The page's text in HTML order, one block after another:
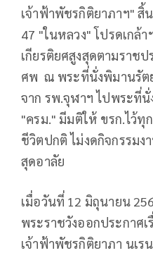
เจ้าฟ้าพัชรกิติยาภาฯ"
47 "ในหลวง" โปรดเกล้
เกียรติยศสูงสุดตามราช
ศพ ณ พระที่นั่งพิมานรัต
จาก รพ.จุฬาฯ ไปพระที่นั่
"ครม." มีมติให้ ขรก.ไว้ทุ
ชีวิตปกติ ไม่งดกิจกรรมง
สุดอาลัย
เมื่อวันที่ 12 มิถุนายน
พระราชวังออกประกาศเ
เจ้าฟ้าพัชรกิติยาภา นเร